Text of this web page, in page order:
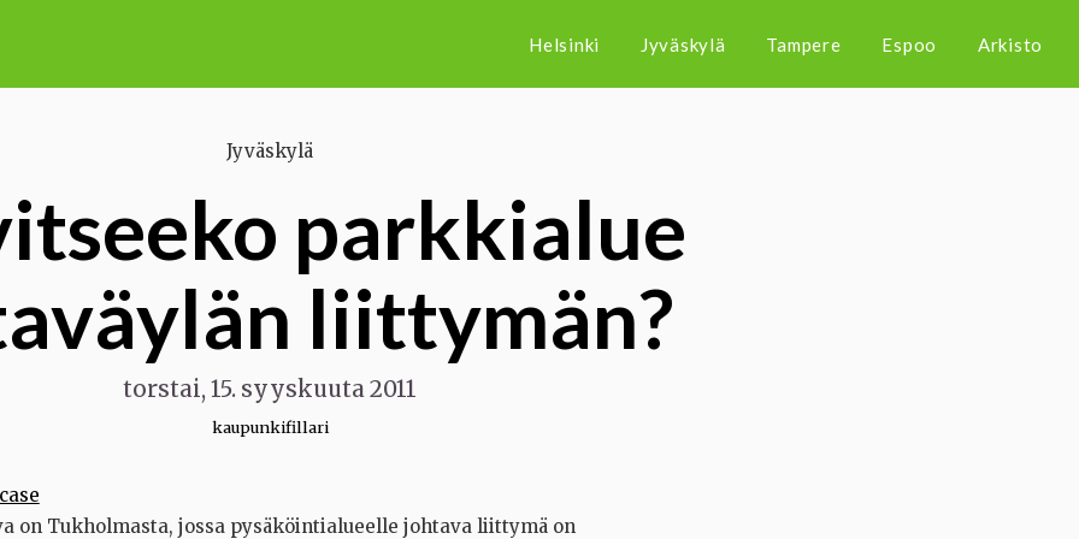
Helsinki Jyväskylä Tampere Espoo Arkisto
Jyväskylä
parkkialue
liittymän?
torstai, 15. syyskuuta 2011
kaupunkifillari
on Tukholmasta, jossa pysäköintialueelle johtava liittymä on